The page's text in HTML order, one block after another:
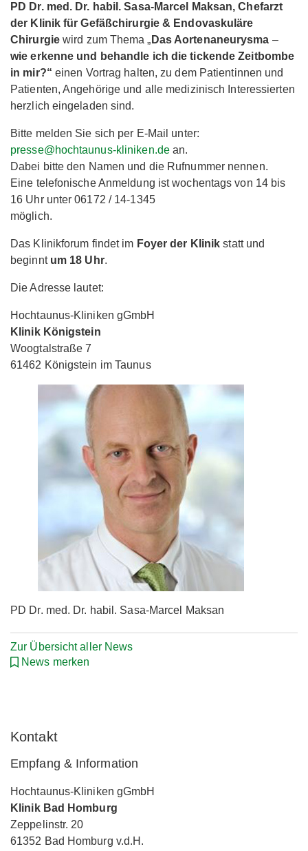
PD Dr. med. Dr. habil. Sasa-Marcel Maksan, Chefarzt
der Klinik für Gefäßchirurgie & Endovaskuläre
Chirurgie wird zum Thema „ Das Aortenaneurysma –
wie erkenne und behandle ich die tickende Zeitbombe
in mir?“ einen Vortrag halten, zu dem Patientinnen und
Patienten, Angehörige und alle medizinisch Interessierten
herzlich eingeladen sind.
Bitte melden Sie sich per E-Mail unter:
presse@hochtaunus-kliniken.dean.
Dabei bitte den Namen und die Rufnummer nennen.
Eine telefonische Anmeldung ist wochentags von 14 bis
16 Uhr unter 06172 / 14-1345
möglich.
Das Klinikforum findet im Foyer der Klinik statt und
beginnt um 18 Uhr.
Die Adresse lautet:
Hochtaunus-Kliniken gGmbH
Klinik Königstein
Woogtalstraße 7
61462 Königstein im Taunus
PD Dr. med. Dr. habil. Sasa-Marcel Maksan
Zur Übersicht aller News
News merken
Kontakt
Empfang & Information
Hochtaunus-Kliniken gGmbH
Klinik Bad Homburg
Zeppelinstr. 20
61352 Bad Homburg v.d.H.